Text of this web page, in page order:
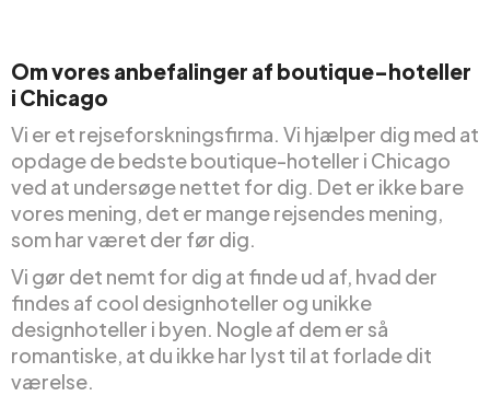
Om vores anbefalinger af boutique-hoteller
i Chicago
Vi er et rejseforskningsfirma. Vi hjælper dig med at
opdage de bedste boutique-hoteller i Chicago
ved at undersøge nettet for dig. Det er ikke bare
vores mening, det er mange rejsendes mening,
som har været der før dig.
Vi gør det nemt for dig at finde ud af, hvad der
findes af cool designhoteller og unikke
designhoteller i byen. Nogle af dem er så
romantiske, at du ikke har lyst til at forlade dit
værelse.